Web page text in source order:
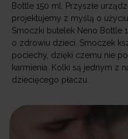
Bottle 150 ml. Przyszłe
projektujemy z myślą o
Smoczki butelek Neno Bottle
o zdrowiu dzieci. Smoczek
pociechy, dzięki czemu nie
karmienia. Kolki są jednym z
dziecięcego płaczu.